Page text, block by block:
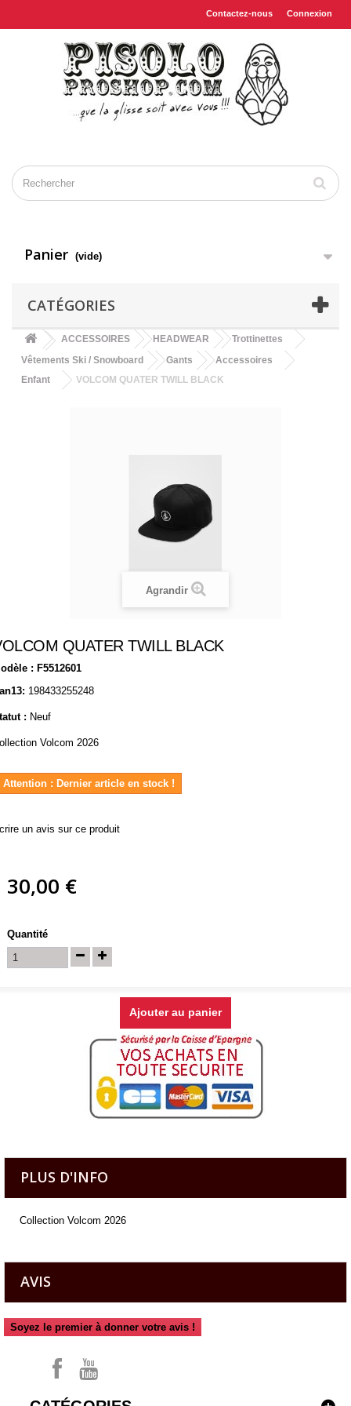
Connexion
Contactez-nous
Panier (vide)
CATÉGORIES
ACCESSOIRES HEADWEAR
Trottinettes
Vêtements Ski / Snowboard
Gants
Accessoires
Enfant
VOLCOM QUATER TWILL BLACK
Agrandir
QUATER TWILL BLACK
: F5512601
198433255248
: Neuf
Volcom 2026
Attention : Dernier article en stock !
un avis sur ce produit
30,00 €
Quantité
Ajouter au panier
PLUS D'INFO
Collection Volcom 2026
AVIS
Soyez le premier à donner votre avis !